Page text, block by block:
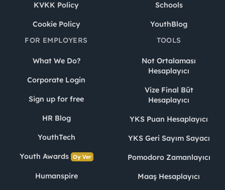
KVKK Policy
Cookie Policy
Schools
YouthBlog
FOR EMPLOYERS
What We Do?
Corporate Login
Sign up for free
HR Blog
YouthTech
Youth Awards Oy Ver
Humanspire
TOOLS
Not Ortalaması
Hesaplayıcı
Vize Final Büt
Hesaplayıcı
YKS Puan Hesaplayıcı
YKS Geri Sayım Sayacı
Pomodoro Zamanlayıcı
Maaş Hesaplayıcı